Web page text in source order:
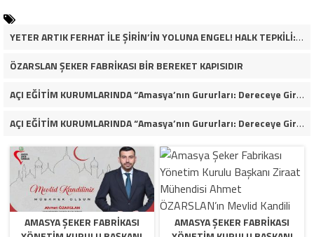
YETER ARTIK FERHAT İLE ŞİRİN’İN YOLUNA ENGEL! HALK TEPKİLİ: “YOLU KAPATMAK ÇÖZÜM DEĞİL, GÖREVİNİ YAP!”
ÖZARSLAN ŞEKER FABRİKASI BİR BEREKET KAPISIDIR
AÇI EĞİTİM KURUMLARINDA “Amasya’nın Gururları: Dereceye Giren Öğrenciler İçin Anlamlı Tören”
AÇI EĞİTİM KURUMLARINDA “Amasya’nın Gururları: Dereceye Giren Öğrenciler İçin Anlamlı Tören”
AMASYA ŞEKER FABRIKASI
AMASYA ŞEKER FABRIKASI